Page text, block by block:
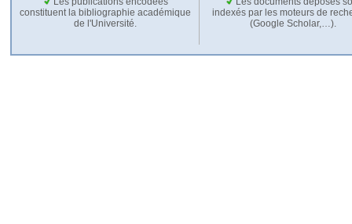
constituent la bibliographie académique
de l'Université.
indexés par les moteurs de
(Google Scholar,…).